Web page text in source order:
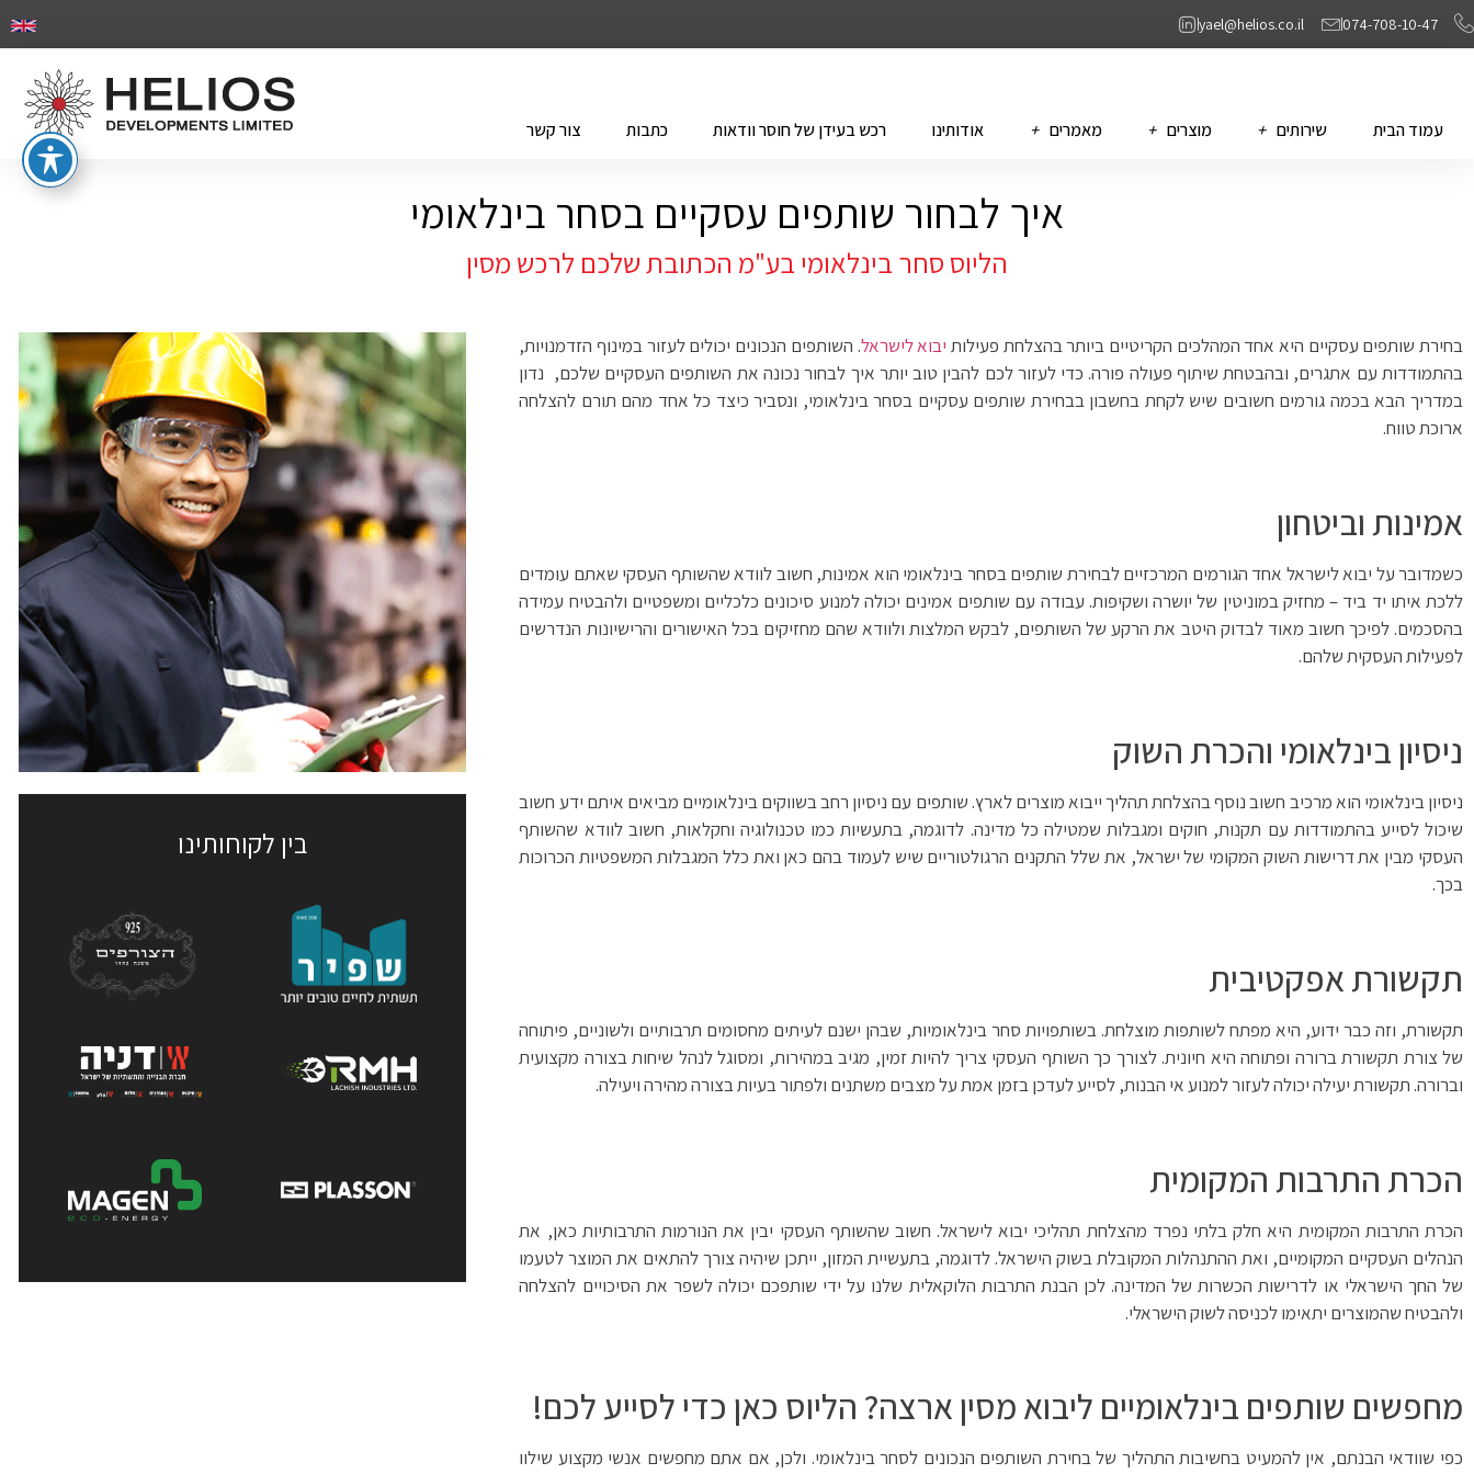
074-708-10-47
yael@helios.co.il
עמוד הבית שירותים מוצרים מאמרים אודותינו רכש בעידן של חוסר וודאות כתבות צור קשר
איך לבחור שותפים עסקיים בסחר בינלאומי
הליוס סחר בינלאומי בע"מ הכתובת שלכם לרכש מסין
בחירת שותפים עסקיים היא אחד המהלכים הקריטיים ביותר בהצלחת פעילות יבוא לישראל. השותפים הנכונים יכולים לעזור במינוף הזדמנויות,
בהתמודדות עם אתגרים, ובהבטחת שיתוף פעולה פורה. כדי לעזור לכם להבין טוב יותר איך לבחור נכונה את השותפים העסקיים שלכם, נדון
במדריך הבא בכמה גורמים חשובים שיש לקחת בחשבון בבחירת שותפים עסקיים בסחר בינלאומי, ונסביר כיצד כל אחד מהם תורם להצלחה
ארוכת טווח.
אמינות וביטחון
כשמדובר על יבוא לישראל אחד הגורמים המרכזיים לבחירת שותפים בסחר בינלאומי הוא אמינות, חשוב לוודא שהשותף העסקי שאתם עומדים
ללכת איתו יד ביד – מחזיק במוניטין של יושרה ושקיפות. עבודה עם שותפים אמינים יכולה למנוע סיכונים כלכליים ומשפטיים ולהבטיח עמידה
בהסכמים. לפיכך חשוב מאוד לבדוק היטב את הרקע של השותפים, לבקש המלצות ולוודא שהם מחזיקים בכל האישורים והרישיונות הנדרשים
לפעילות העסקית שלהם.
ניסיון בינלאומי והכרת השוק
ניסיון בינלאומי הוא מרכיב חשוב נוסף בהצלחת תהליך ייבוא מוצרים לארץ. שותפים עם ניסיון רחב בשווקים בינלאומיים מביאים איתם ידע חשוב
שיכול לסייע בהתמודדות עם תקנות, חוקים ומגבלות שמטילה כל מדינה. לדוגמה, בתעשיות כמו טכנולוגיה וחקלאות, חשוב לוודא שהשותף
העסקי מבין את דרישות השוק המקומי של ישראל, את שלל התקנים הרגולטוריים שיש לעמוד בהם כאן ואת כלל המגבלות המשפטיות הכרוכות
בכך.
תקשורת אפקטיבית
תקשורת, וזה כבר ידוע, היא מפתח לשותפות מוצלחת. בשותפויות סחר בינלאומיות, שבהן ישנם לעיתים מחסומים תרבותיים ולשוניים, פיתוחה
של צורת תקשורת ברורה ופתוחה היא חיונית. לצורך כך השותף העסקי צריך להיות זמין, מגיב במהירות, ומסוגל לנהל שיחות בצורה מקצועית
וברורה. תקשורת יעילה יכולה לעזור למנוע אי הבנות, לסייע לעדכן בזמן אמת על מצבים משתנים ולפתור בעיות בצורה מהירה ויעילה.
הכרת התרבות המקומית
הכרת התרבות המקומית היא חלק בלתי נפרד מהצלחת תהליכי יבוא לישראל. חשוב שהשותף העסקי יבין את הנורמות התרבותיות כאן, את
הנהלים העסקיים המקומיים, ואת ההתנהלות המקובלת בשוק הישראל. לדוגמה, בתעשיית המזון, ייתכן שיהיה צורך להתאים את המוצר לטעמו
של החך הישראלי או לדרישות הכשרות של המדינה. לכן הבנת התרבות הלוקאלית שלנו על ידי שותפכם יכולה לשפר את הסיכויים להצלחה
ולהבטיח שהמוצרים יתאימו לכניסה לשוק הישראלי.
מחפשים שותפים בינלאומיים ליבוא מסין ארצה? הליוס כאן כדי לסייע לכם!
כפי שוודאי הבנתם, אין להמעיט בחשיבות התהליך של בחירת השותפים הנכונים לסחר בינלאומי. ולכן, אם אתם מחפשים אנשי מקצוע שילוו
בין לקוחותינו